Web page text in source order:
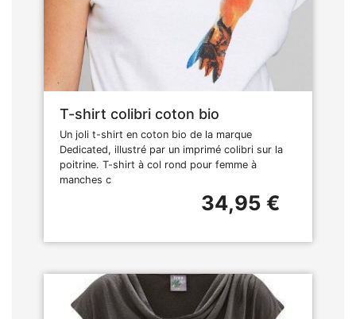
T-shirt colibri coton bio
Un joli t-shirt en coton bio de la marque
Dedicated, illustré par un imprimé colibri sur la
poitrine. T-shirt à col rond pour femme à
manches c
34,95 €